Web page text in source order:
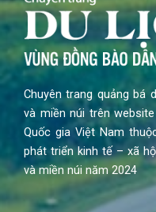
Chuyên trang quảng bá
và miền núi trên
Quốc gia Việt Nam
phát triển kinh tế – xã
và miền núi năm 2024